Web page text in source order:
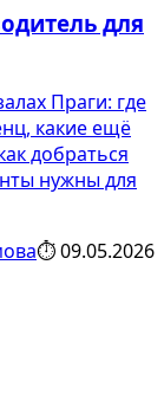
для
Праги: где
какие ещё
добраться
нужны для
⏱09.05.2026